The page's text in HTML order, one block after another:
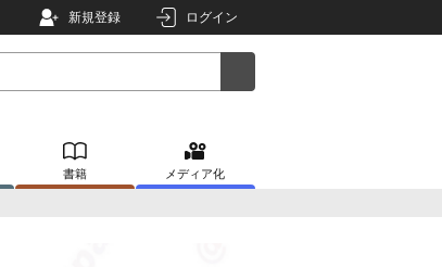
新規登録 ログイン
書籍 メディア化